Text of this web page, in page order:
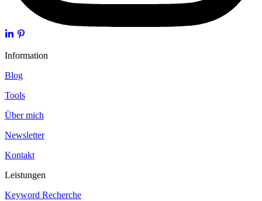
Information
Blog
Tools
Über mich
Newsletter
Kontakt
Leistungen
Keyword Recherche